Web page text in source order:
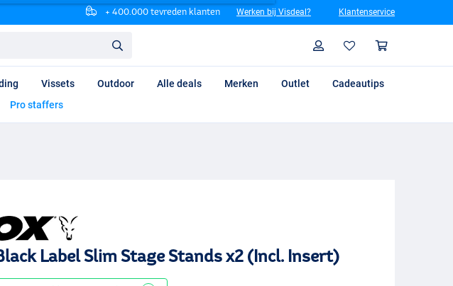
+ 400.000 tevreden klanten Werken bij Visdeal? Klantenservice
Profiel
Vissets Outdoor Alle deals Merken Outlet
Cadeautips
Pro staffers
Label Slim Stage Stands x2 (Incl. Insert)